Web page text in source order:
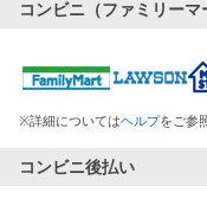
コンビニ（ファミリーマ
※詳細についてはヘルプをご参
コンビニ後払い